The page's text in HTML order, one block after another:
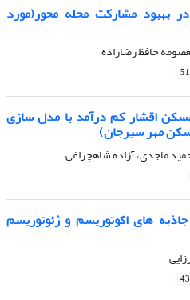
بهبود مشارکت محله محور(مورد
حافظ رضازاده
اقشار کم درآمد با مدل سازی
مهر سیرجان)
ماجدی، آزاده شاهچراغی
های اکوتوریسم و ژئوتوریسم